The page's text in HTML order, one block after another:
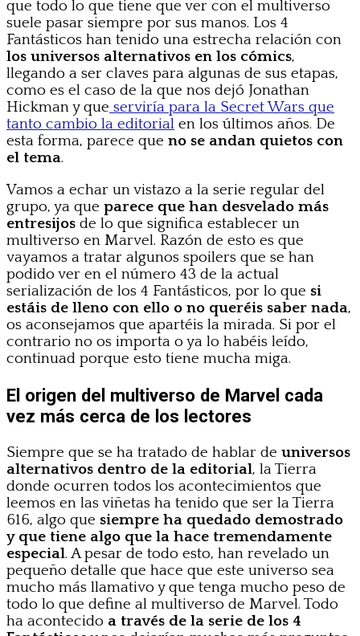
que todo lo que tiene que ver con el multiverso
suele pasar siempre por sus manos. Los 4
Fantásticos han tenido una estrecha relación con
los universos alternativos en los cómics,
llegando a ser claves para algunas de sus etapas,
como es el caso de la que nos dejó Jonathan
Hickman y que serviría para la Secret Wars que
tanto cambio la editorial en los últimos años. De
esta forma, parece que no se andan quietos con
el tema.
Vamos a echar un vistazo a la serie regular del
grupo, ya que parece que han desvelado más
entresijos de lo que significa establecer un
multiverso en Marvel. Razón de esto es que
vayamos a tratar algunos spoilers que se han
podido ver en el número 43 de la actual
serialización de los 4 Fantásticos, por lo que si
estáis de lleno con ello o no queréis saber nada,
os aconsejamos que apartéis la mirada. Si por el
contrario no os importa o ya lo habéis leído,
continuad porque esto tiene mucha miga.
El origen del multiverso de Marvel cada
vez más cerca de los lectores
Siempre que se ha tratado de hablar de universos
alternativos dentro de la editorial, la Tierra
donde ocurren todos los acontecimientos que
leemos en las viñetas ha tenido que ser la Tierra
616, algo que siempre ha quedado demostrado
y que tiene algo que la hace tremendamente
especial. A pesar de todo esto, han revelado un
pequeño detalle que hace que este universo sea
mucho más llamativo y que tenga mucho peso de
todo lo que define al multiverso de Marvel. Todo
ha acontecido a través de la serie de los 4